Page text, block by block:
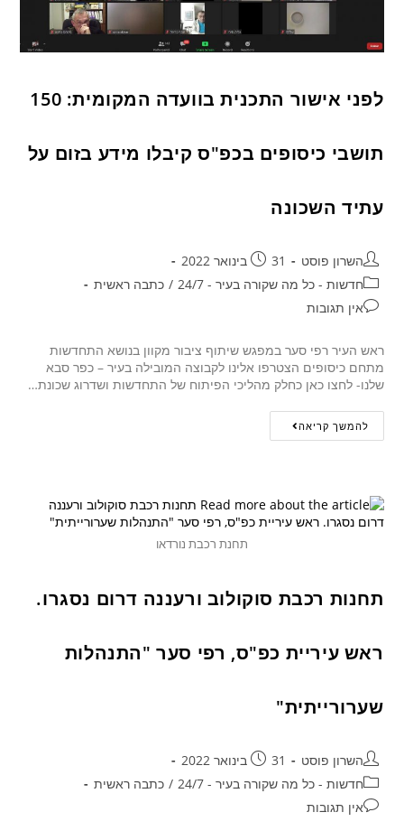
לפני אישור התכנית בוועדה המקומית: 150
תושבי כיסופים בכפ"ס קיבלו מידע בזום על
עתיד השכונה
השרון פוסט
31 בינואר 2022
חדשות - כל מה שקורה בעיר - 24/7
/ כתבה ראשית
אין תגובות
ראש העיר רפי סער במפגש שיתוף ציבור מקוון בנושא התחדשות
מתחם כיסופים הצטרפו אלינו לקבוצה המובילה בעיר – כפר סבא
שלנו- לחצו כאן כחלק מהליכי הפיתוח של התחדשות ושדרוג שכונת…
להמשך קריאה
תחנת רכבת נורדאו
תחנות רכבת סוקולוב ורעננה דרום נסגרו.
ראש עיריית כפ"ס, רפי סער "התנהלות
שערורייתית"
השרון פוסט
31 בינואר 2022
חדשות - כל מה שקורה בעיר - 24/7
/ כתבה ראשית
אין תגובות